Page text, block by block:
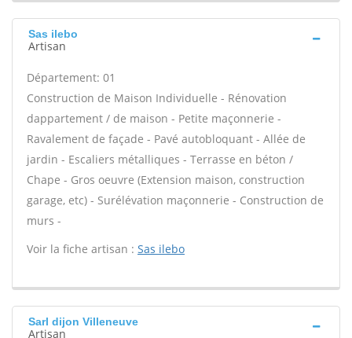
Sas ilebo
Artisan
Département: 01
Construction de Maison Individuelle - Rénovation
dappartement / de maison - Petite maçonnerie -
Ravalement de façade - Pavé autobloquant - Allée de
jardin - Escaliers métalliques - Terrasse en béton /
Chape - Gros oeuvre (Extension maison, construction
garage, etc) - Surélévation maçonnerie - Construction de
murs -
Voir la fiche artisan : Sas ilebo
Sarl dijon Villeneuve
Artisan